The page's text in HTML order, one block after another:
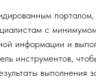
с
информации и
инструментов,
выполнения